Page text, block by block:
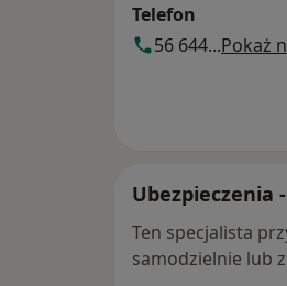
Telefon
56 644...Pokaż
Ubezpieczenia
Ten specjalista
samodzielnie lub